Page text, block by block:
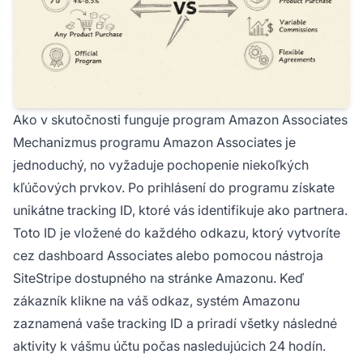
Ako v skutočnosti funguje program Amazon Associates
Mechanizmus programu Amazon Associates je
jednoduchý, no vyžaduje pochopenie niekoľkých
kľúčových prvkov. Po prihlásení do programu získate
unikátne tracking ID, ktoré vás identifikuje ako partnera.
Toto ID je vložené do každého odkazu, ktorý vytvoríte
cez dashboard Associates alebo pomocou nástroja
SiteStripe dostupného na stránke Amazonu. Keď
zákazník klikne na váš odkaz, systém Amazonu
zaznamená vaše tracking ID a priradí všetky následné
aktivity k vášmu účtu počas nasledujúcich 24 hodín.